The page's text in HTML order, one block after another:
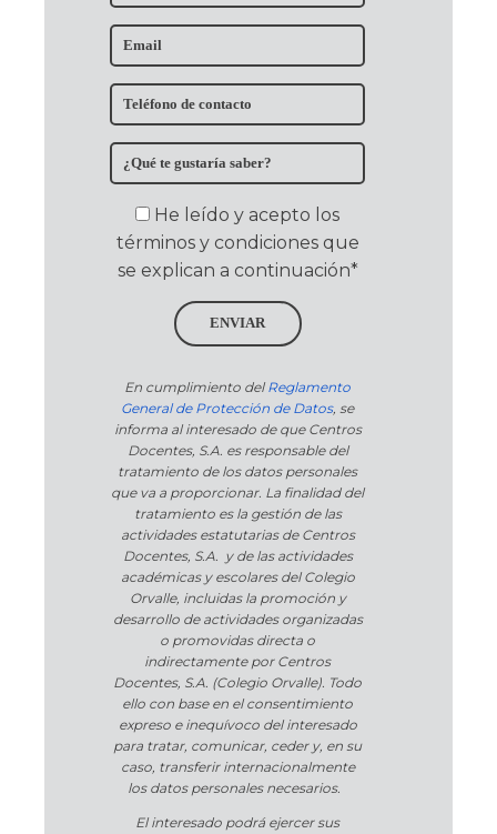
He leído y acepto los
términos y condiciones que
se explican a continuación*
ENVIAR
En cumplimiento delReglamento
General de Protección de Datos, se
informa al interesado de que Centros
Docentes, S.A. es responsable del
tratamiento de los datos personales
que va a proporcionar. La finalidad del
tratamiento es la gestión de las
actividades estatutarias de Centros
Docentes, S.A. y de las actividades
académicas y escolares del Colegio
Orvalle, incluidas la promoción y
desarrollo de actividades organizadas
o promovidas directa o
indirectamente por Centros
Docentes, S.A. (Colegio Orvalle). Todo
ello con base en el consentimiento
expreso e inequívoco del interesado
para tratar, comunicar, ceder y, en su
caso, transferir internacionalmente
los datos personales necesarios.
El interesado podrá ejercer sus